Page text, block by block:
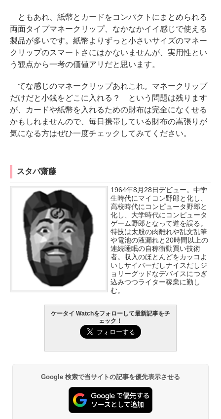
ともあれ、紙幣とカードをコンパクトにまとめられる
両面タイプマネークリップ、なかなかイイ感じで使える
製品が多いです。紙幣よりずっと小さいサイズのマネー
クリップのスマートさにはかないませんが、実用性とい
う観点から一考の価値アリだと思います。
てな感じのマネークリップあれこれ。マネークリップ
だけだと小銭をどこに入れる？ という問題は残ります
が、カードや紙幣を入れるための財布は完全になくせる
かもしれませんので、毎日携帯している財布の嵩張りが
気になる方はぜひ一度チェックしてみてください。
スタパ齋藤
1964年8月28日デビュー。中学
生時代にマイコン野郎と化し、
高校時代にコンピュータ野郎と
化し、大学時代にコンピュータ
ゲーム野郎となって道を誤る。
特技は太股の肉離れや乱文乱筆
や電池の液漏れと20時間以上の
連続睡眠の自称衝動買い技術
者。収入のほとんどをカッコよ
いしサイバーだしナイスだしジ
ョリーグッドなデバイスにつぎ
込みつつライター稼業に勤し
む。
ケータイ Watchをフォローして最新記事をチ
ェック！
Google 検索で当サイトの記事を優先表示させる